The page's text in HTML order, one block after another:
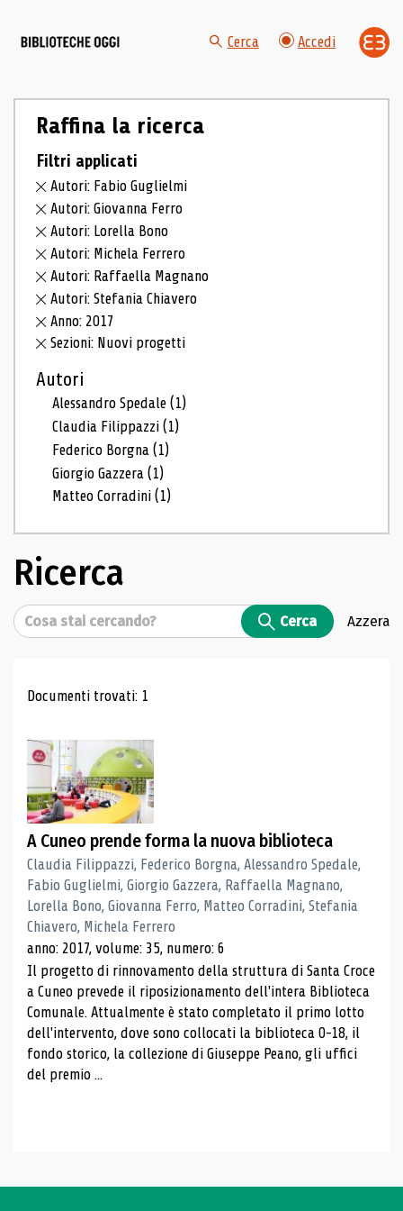
Cerca Accedi
Raffina la ricerca
Filtri applicati
Autori: Fabio Guglielmi
Autori: Giovanna Ferro
Autori: Lorella Bono
Autori: Michela Ferrero
Autori: Raffaella Magnano
Autori: Stefania Chiavero
Anno: 2017
Sezioni: Nuovi progetti
Autori
Alessandro Spedale(1)
Claudia Filippazzi(1)
Federico Borgna(1)
Giorgio Gazzera(1)
Matteo Corradini(1)
Ricerca
Cerca Cerca Azzera
Risultati di ricerca
Documenti trovati: 1
A Cuneo prende forma la nuova biblioteca
Claudia Filippazzi, Federico Borgna, Alessandro Spedale,
Fabio Guglielmi, Giorgio Gazzera, Raffaella Magnano,
Lorella Bono, Giovanna Ferro, Matteo Corradini, Stefania
Chiavero, Michela Ferrero
anno: 2017, volume: 35, numero: 6
Il progetto di rinnovamento della struttura di Santa Croce
a Cuneo prevede il riposizionamento dell'intera Biblioteca
Comunale. Attualmente è stato completato il primo lotto
dell'intervento, dove sono collocati la biblioteca 0-18, il
fondo storico, la collezione di Giuseppe Peano, gli uffici
del premio ...